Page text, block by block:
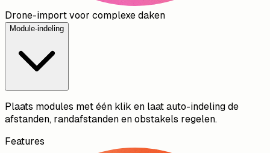
Drone-import voor complexe daken
Module-indeling
Plaats modules met één klik en laat auto-indeling de
afstanden, randafstanden en obstakels regelen.
Features